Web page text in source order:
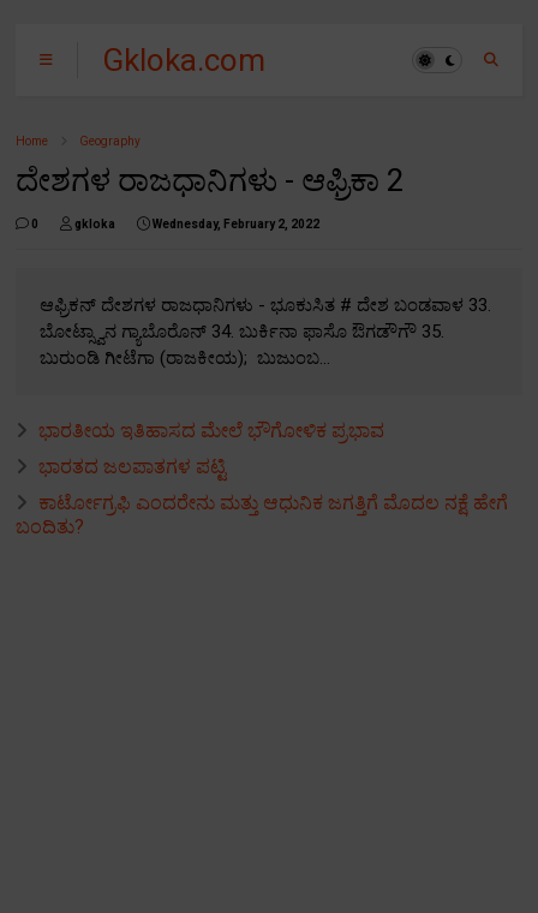
Gkloka.com
Home Geography
ದೇಶಗಳ ರಾಜಧಾನಿಗಳು - ಆಫ್ರಿಕಾ 2
0 gkloka Wednesday, February 2, 2022
ಆಫ್ರಿಕನ್ ದೇಶಗಳ ರಾಜಧಾನಿಗಳು - ಭೂಕುಸಿತ # ದೇಶ ಬಂಡವಾಳ 33.
ಬೋಟ್ಸ್ವಾನ ಗ್ಯಾಬೊರೊನ್ 34. ಬುರ್ಕಿನಾ ಫಾಸೊ ಔಗಡೌಗೌ 35.
ಬುರುಂಡಿ ಗೀಟೆಗಾ (ರಾಜಕೀಯ); ಬುಜುಂಬ...
ಭಾರತೀಯ ಇತಿಹಾಸದ ಮೇಲೆ ಭೌಗೋಳಿಕ ಪ್ರಭಾವ
ಭಾರತದ ಜಲಪಾತಗಳ ಪಟ್ಟಿ
ಕಾರ್ಟೋಗ್ರಫಿ ಎಂದರೇನು ಮತ್ತು ಆಧುನಿಕ ಜಗತ್ತಿಗೆ ಮೊದಲ ನಕ್ಷೆ ಹೇಗೆ
ಬಂದಿತು?